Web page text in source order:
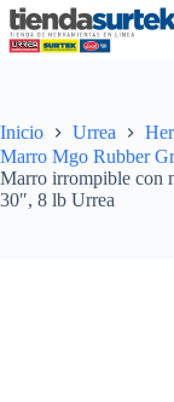
Saltar
al
contenido
Inicio Urrea
Marro Mgo Rubber
Marro irrompible con
30″, 8 lb Urrea